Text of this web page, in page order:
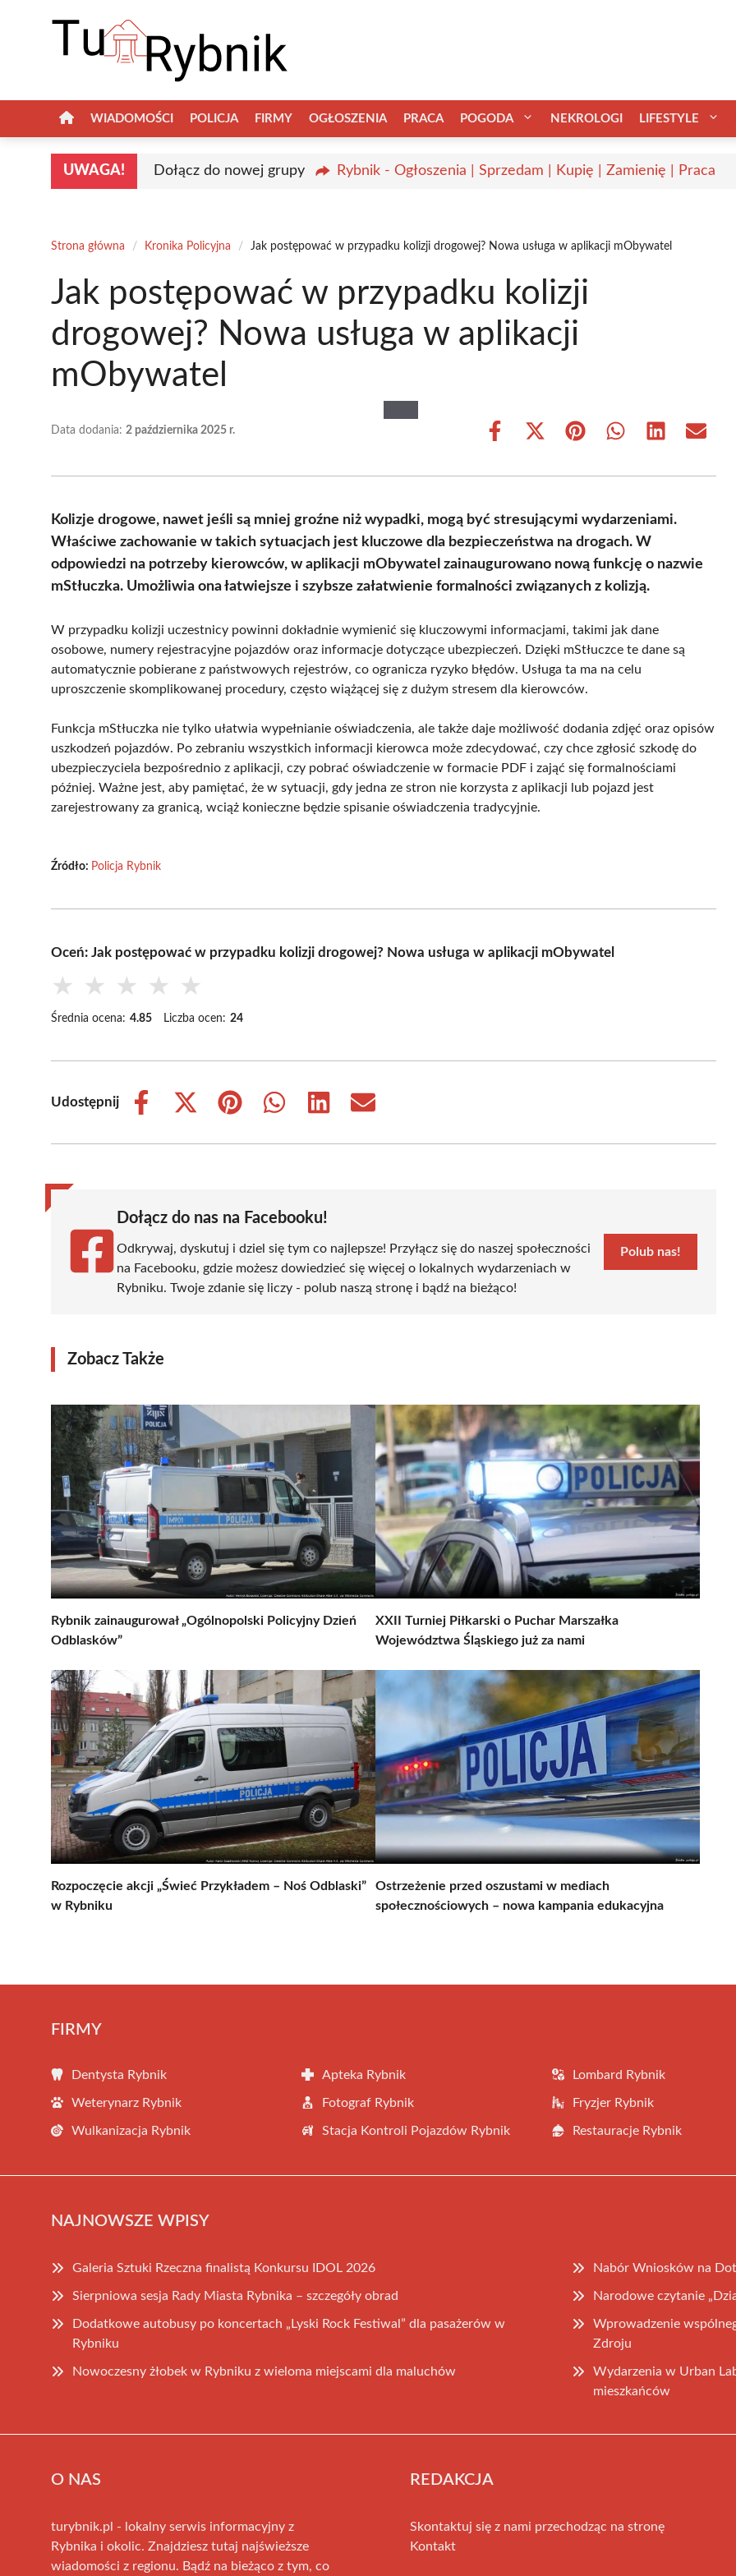
WIADOMOŚCI POLICJA FIRMY OGŁOSZENIA PRACA POGODA NEKROLOGI LIFESTYLE
UWAGA! Dołącz do nowej grupy Rybnik - Ogłoszenia | Sprzedam | Kupię | Zamienię | Praca
Strona główna / Kronika Policyjna / Jak postępować w przypadku kolizji drogowej? Nowa usługa w aplikacji mObywatel
Jak postępować w przypadku kolizji
drogowej? Nowa usługa w aplikacji
mObywatel
Data dodania: 2 października 2025 r.
Share
Share
(Twitter)
Share Share Share Share
Kolizje drogowe, nawet jeśli są mniej groźne niż wypadki, mogą być stresującymi wydarzeniami.
Właściwe zachowanie w takich sytuacjach jest kluczowe dla bezpieczeństwa na drogach. W
odpowiedzi na potrzeby kierowców, w aplikacji mObywatel zainaugurowano nową funkcję o nazwie
mStłuczka. Umożliwia ona łatwiejsze i szybsze załatwienie formalności związanych z kolizją.
W przypadku kolizji uczestnicy powinni dokładnie wymienić się kluczowymi informacjami, takimi jak dane
osobowe, numery rejestracyjne pojazdów oraz informacje dotyczące ubezpieczeń. Dzięki mStłuczce te dane są
automatycznie pobierane z państwowych rejestrów, co ogranicza ryzyko błędów. Usługa ta ma na celu
uproszczenie skomplikowanej procedury, często wiążącej się z dużym stresem dla kierowców.
Funkcja mStłuczka nie tylko ułatwia wypełnianie oświadczenia, ale także daje możliwość dodania zdjęć oraz opisów
uszkodzeń pojazdów. Po zebraniu wszystkich informacji kierowca może zdecydować, czy chce zgłosić szkodę do
ubezpieczyciela bezpośrednio z aplikacji, czy pobrać oświadczenie w formacie PDF i zająć się formalnościami
później. Ważne jest, aby pamiętać, że w sytuacji, gdy jedna ze stron nie korzysta z aplikacji lub pojazd jest
zarejestrowany za granicą, wciąż konieczne będzie spisanie oświadczenia tradycyjnie.
Źródło: Policja Rybnik
Oceń: Jak postępować w przypadku kolizji drogowej? Nowa usługa w aplikacji mObywatel
★ ★ ★ ★ ★
Średnia ocena: 4.85 Liczba ocen: 24
Udostępnij
Share
Share
(Twitter)
Share
Share
Share
Share
Dołącz do nas na Facebooku!
Odkrywaj, dyskutuj i dziel się tym co najlepsze! Przyłącz się do naszej społeczności
na Facebooku, gdzie możesz dowiedzieć się więcej o lokalnych wydarzeniach w
Rybniku. Twoje zdanie się liczy - polub naszą stronę i bądź na bieżąco!
Polub nas!
Zobacz Także
Rybnik zainaugurował „Ogólnopolski Policyjny Dzień
Odblasków”
XXII Turniej Piłkarski o Puchar Marszałka
Województwa Śląskiego już za nami
Rozpoczęcie akcji „Świeć Przykładem – Noś Odblaski”
w Rybniku
Ostrzeżenie przed oszustami w mediach
społecznościowych – nowa kampania edukacyjna
FIRMY
Dentysta Rybnik Apteka Rybnik Lombard Rybnik
Weterynarz Rybnik Fotograf Rybnik Fryzjer Rybnik
Wulkanizacja Rybnik Stacja Kontroli Pojazdów Rybnik Restauracje Rybnik
NAJNOWSZE WPISY
Galeria Sztuki Rzeczna finalistą Konkursu IDOL 2026 Nabór Wniosków na
Sierpniowa sesja Rady Miasta Rybnika – szczegóły obrad Narodowe czytanie
Dodatkowe autobusy po koncertach „Lyski Rock Festiwal” dla pasażerów w
Rybniku
Wprowadzenie
Zdroju
Nowoczesny żłobek w Rybniku z wieloma miejscami dla maluchów
Wydarzenia w Urban
mieszkańców
O NAS
turybnik.pl - lokalny serwis informacyjny z
Rybnika i okolic. Znajdziesz tutaj najświeższe
wiadomości z regionu. Bądź na bieżąco z tym, co
REDAKCJA
Skontaktuj się z nami przechodząc na stronę
Kontakt